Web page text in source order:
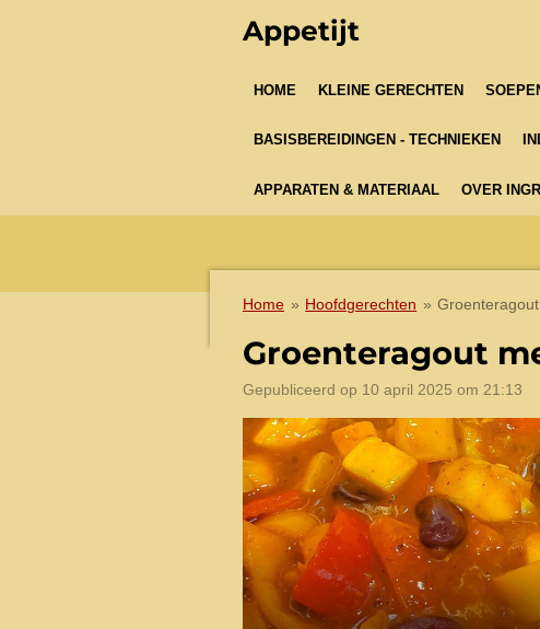
Appetijt
HOME KLEINE GERECHTEN
BASISBEREIDINGEN - TECHNIEKEN
APPARATEN & MATERIAAL OVER
Home » Hoofdgerechten »
Groenteragout
Gepubliceerd op 10 april 2025 om 21:13